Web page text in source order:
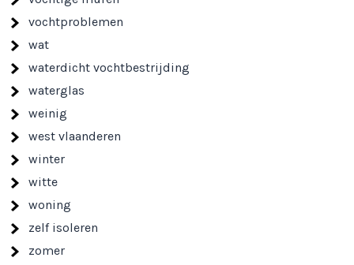
vochtproblemen
wat
waterdicht vochtbestrijding
waterglas
weinig
west vlaanderen
winter
witte
woning
zelf isoleren
zomer